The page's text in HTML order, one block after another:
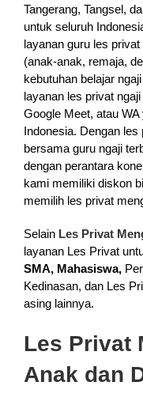
Tangerang, Tangsel,
untuk seluruh
layanan guru les
(anak-anak, remaja,
kebutuhan belajar
layanan les privat
Google Meet, atau
Indonesia. Dengan les
bersama guru ngaji
dengan perantara
kami memiliki diskon
memilih les privat
Selain Les Privat
layanan Les Privat
SMA, Mahasiswa,
Kedinasan, dan Les
asing lainnya.
Les Privat
Anak dan